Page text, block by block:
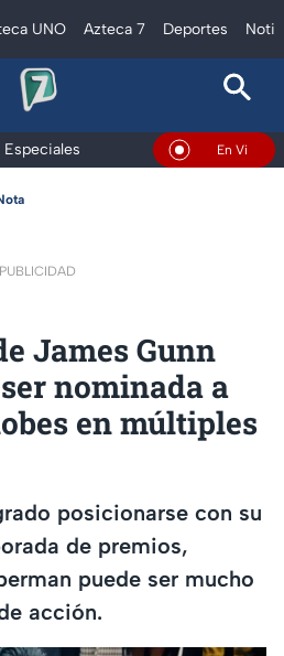
UNO Azteca 7 Deportes
Especiales En Vivo
PUBLICIDAD
James Gunn
nominada a
en múltiples
posicionarse con su
de premios,
puede ser mucho
acción.